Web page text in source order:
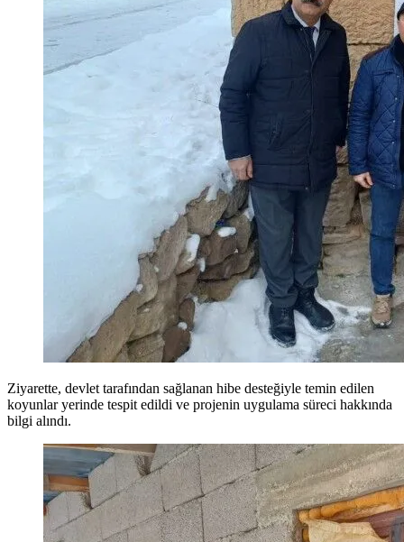
Ziyarette, devlet tarafından sağlanan hibe desteğiyle temin edilen
koyunlar yerinde tespit edildi ve projenin uygulama süreci hakkında
bilgi alındı.